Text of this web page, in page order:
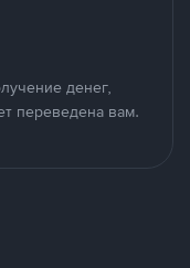
денег,
переведена вам.